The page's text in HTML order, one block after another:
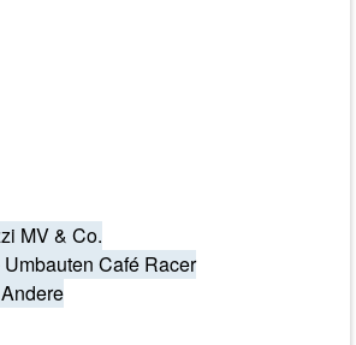
MV & Co.
Café Racer